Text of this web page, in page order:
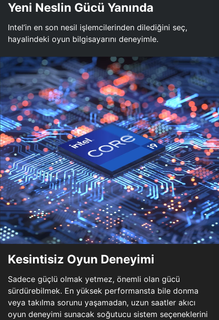
Yeni Neslin Gücü Yanında
Intel’in en son nesil işlemcilerinden dilediğini seç,
hayalindeki oyun bilgisayarını deneyimle.
Kesintisiz Oyun Deneyimi
Sadece güçlü olmak yetmez, önemli olan gücü
sürdürebilmek. En yüksek performansta bile donma
veya takılma sorunu yaşamadan, uzun saatler akıcı
oyun deneyimi sunacak soğutucu sistem seçeneklerini